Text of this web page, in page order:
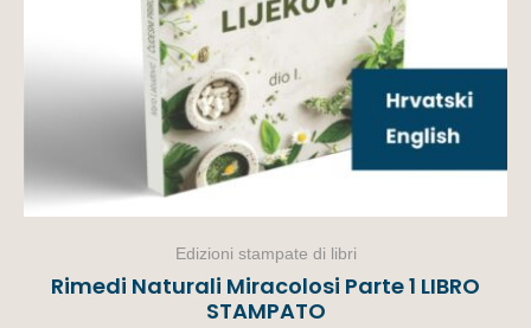
Edizioni stampate di libri
Rimedi Naturali Miracolosi Parte 1 LIBRO
STAMPATO